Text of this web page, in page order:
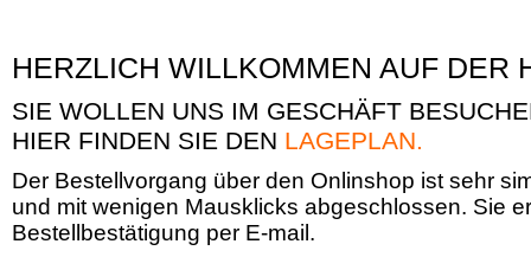
HERZLICH WILLKOMMEN AUF DER
SIE WOLLEN UNS IM GESCHÄFT
HIER FINDEN SIE DEN LAGEPLAN.
Der Bestellvorgang über den Onlinshop ist sehr
und mit wenigen Mausklicks abgeschlossen. Sie
Bestellbestätigung per E-mail.